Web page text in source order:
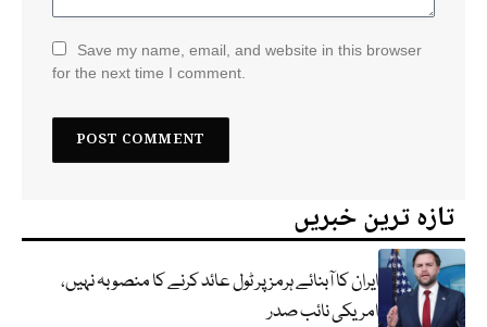
Save my name, email, and website in this browser
for the next time I comment.
تازہ ترین خبریں
ایران کا آبنائے ہرمز پر ٹول عائد کرنے کا منصوبہ نہیں،
امریکی نائب صدر